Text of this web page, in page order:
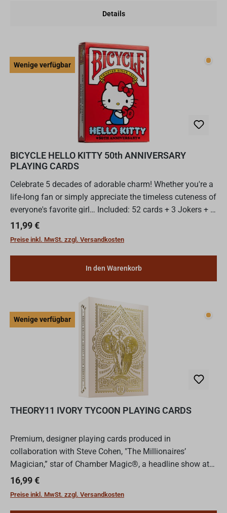
Details
Wenige verfügbar
BICYCLE HELLO KITTY 50th ANNIVERSARY
PLAYING CARDS
Celebrate 5 decades of adorable charm! Whether you're a
life-long fan or simply appreciate the timeless cuteness of
everyone's favorite girl… Included: 52 cards + 3 Jokers + 1
Bicycle "Happy Birthday hello Kitty" ca...
Regulärer Preis:
11,99 €
Preise inkl. MwSt. zzgl. Versandkosten
In den Warenkorb
Wenige verfügbar
THEORY11 IVORY TYCOON PLAYING CARDS
Premium, designer playing cards produced in
collaboration with Steve Cohen, "The Millionaires’
Magician,” star of Chamber Magic®, a headline show at
the prestigious Waldorf Astoria Hotel in New York. The
Waldorf Astor...
Regulärer Preis:
16,99 €
Preise inkl. MwSt. zzgl. Versandkosten